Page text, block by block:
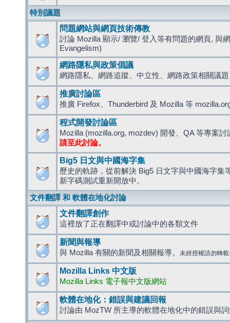
特別議題
問題網站與網頁技術傳教
討論 Mozilla 顯示/ 瀏覽/ 登入等有問題的網頁, 與
Evangelism)
網路隱私與政策倡議
網路隱私、網路追蹤、中立性、網路政策相關議題
推廣討論區
推廣 Firefox、Thunderbird 及 Mozilla 等
程式開發討論區
Mozilla (mozilla.org, mozdev) 開發、QA 等專案討
請至此討論。
Big5 日文與中國海字集
歷史的軌跡，從前解決 Big5 日文字與中國海字集
新字碼測試重新開放中。
文件翻譯 和 軟體在地化討論
文件翻譯創作
這裡放了正在翻譯中或討論中的各類文件
新聞與報導
與 Mozilla 有關的新聞及相關報導。 未經授權請勿轉
Mozilla Links 中文版
Mozilla Links 電子報中文版網站
軟體在地化：錯誤與建議回報
討論由 MozTW 所主導的軟體在地化中的錯誤與